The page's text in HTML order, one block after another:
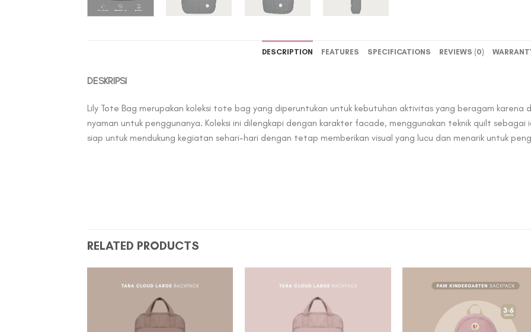
DESCRIPTION FEATURES SPECIFICATIONS REVIEWS (0)
DESKRIPSI
Lily Tote Bag merupakan koleksi tote bag yang diperuntukan untuk kebutuhan aktivitas yang beragam karena
nyaman untuk penggunanya. Koleksi ini dilengkapi dengan karakter facade, menggunakan teknik quilt sebagai
siap untuk mendukung kegiatan sehari-hari dengan tetap memberikan visual yang lucu dan menarik untuk
RELATED PRODUCTS